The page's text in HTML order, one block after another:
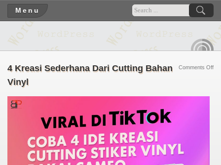
Menu
4 Kreasi Sederhana Dari Cutting Bahan
Vinyl
Comments Offon